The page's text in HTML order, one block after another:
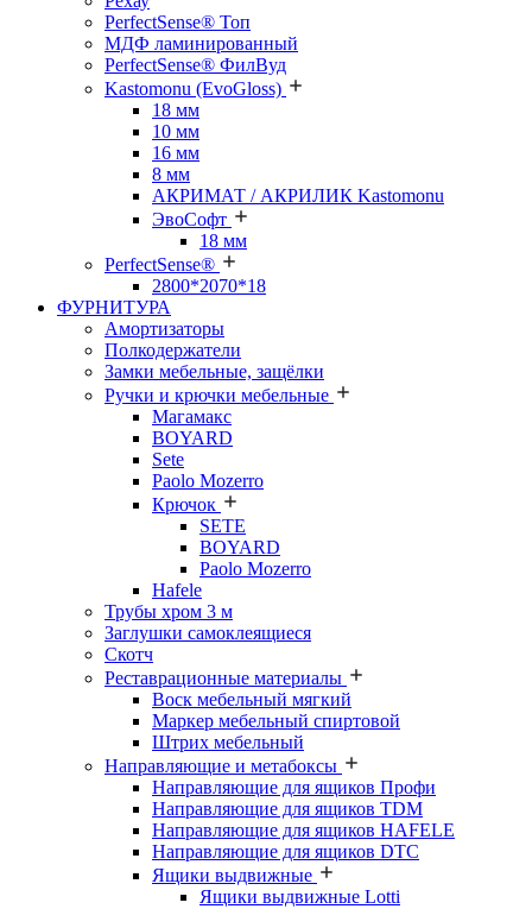
PerfectSense® Топ
МДФ ламинированный
PerfectSense® ФилВуд
Kastomonu (EvoGloss)
18 мм
10 мм
16 мм
8 мм
АКРИМАТ / АКРИЛИК Kastomonu
ЭвоСофт
18 мм
PerfectSense®
2800*2070*18
ФУРНИТУРА
Амортизаторы
Полкодержатели
Замки мебельные, защёлки
Ручки и крючки мебельные
Магамакс
BOYARD
Sete
Paolo Mozerro
Крючок
SETE
BOYARD
Paolo Mozerro
Hafele
Трубы хром 3 м
Заглушки самоклеящиеся
Скотч
Реставрационные материалы
Воск мебельный мягкий
Маркер мебельный спиртовой
Штрих мебельный
Направляющие и метабоксы
Направляющие для ящиков Профи
Направляющие для ящиков TDM
Направляющие для ящиков HAFELE
Направляющие для ящиков DTC
Ящики выдвижные
Ящики выдвижные Lotti